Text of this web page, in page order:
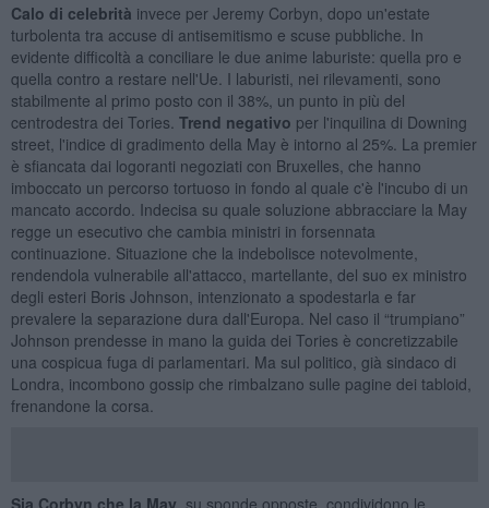
Calo di celebrità invece per Jeremy Corbyn, dopo un'estate
turbolenta tra accuse di antisemitismo e scuse pubbliche. In
evidente difficoltà a conciliare le due anime laburiste: quella pro e
quella contro a restare nell'Ue. I laburisti, nei rilevamenti, sono
stabilmente al primo posto con il 38%, un punto in più del
centrodestra dei Tories. Trend negativo per l'inquilina di Downing
street, l'indice di gradimento della May è intorno al 25%. La premier
è sfiancata dai logoranti negoziati con Bruxelles, che hanno
imboccato un percorso tortuoso in fondo al quale c'è l'incubo di un
mancato accordo. Indecisa su quale soluzione abbracciare la May
regge un esecutivo che cambia ministri in forsennata
continuazione. Situazione che la indebolisce notevolmente,
rendendola vulnerabile all'attacco, martellante, del suo ex ministro
degli esteri Boris Johnson, intenzionato a spodestarla e far
prevalere la separazione dura dall'Europa. Nel caso il “trumpiano”
Johnson prendesse in mano la guida dei Tories è concretizzabile
una cospicua fuga di parlamentari. Ma sul politico, già sindaco di
Londra, incombono gossip che rimbalzano sulle pagine dei tabloid,
frenandone la corsa.
Sia Corbyn che la May , su sponde opposte, condividono le